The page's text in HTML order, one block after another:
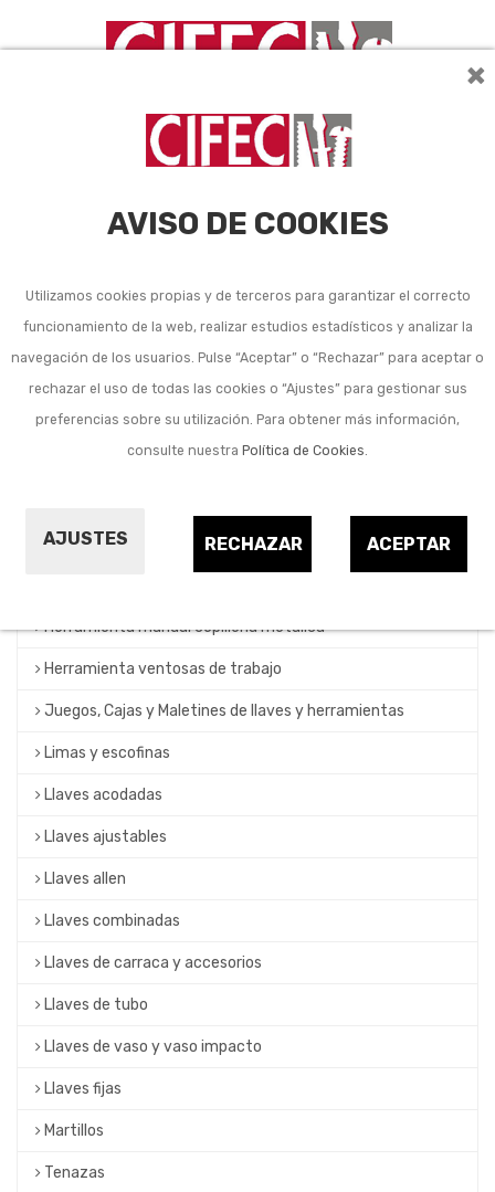
×
AVISO DE COOKIES
Utilizamos cookies propias y de terceros para garantizar el correcto
funcionamiento de la web, realizar estudios estadísticos y analizar la
navegación de los usuarios. Pulse “Aceptar” o “Rechazar” para aceptar o
rechazar el uso de todas las cookies o “Ajustes” para gestionar sus
preferencias sobre su utilización. Para obtener más información,
consulte nuestra Política de Cookies.
AJUSTES ACEPTAR
RECHAZAR
genérica:
Alicates
Botadores y sacabocados
Destornilladores y específicos
Herramienta manual cepillería metálica
Herramienta ventosas de trabajo
Juegos, Cajas y Maletines de llaves y herramientas
Limas y escofinas
Llaves acodadas
Llaves ajustables
Llaves allen
Llaves combinadas
Llaves de carraca y accesorios
Llaves de tubo
Llaves de vaso y vaso impacto
Llaves fijas
Martillos
Tenazas